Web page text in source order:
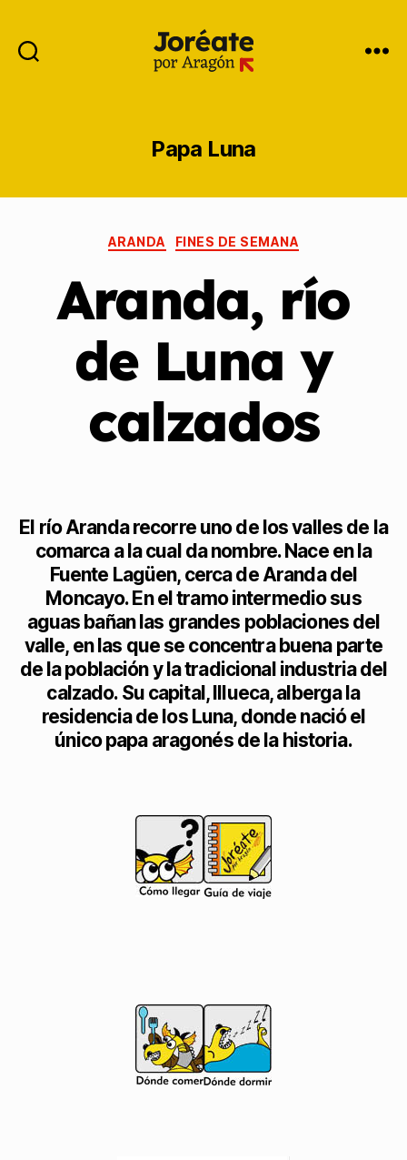
Papa Luna
ARANDA FINES DE SEMANA
Aranda, río
de Luna y
calzados
El río Aranda recorre uno de los valles de la
comarca a la cual da nombre. Nace en la
Fuente Lagüen, cerca de Aranda del
Moncayo. En el tramo intermedio sus
aguas bañan las grandes poblaciones del
valle, en las que se concentra buena parte
de la población y la tradicional industria del
calzado. Su capital, Illueca, alberga la
residencia de los Luna, donde nació el
único papa aragonés de la historia.